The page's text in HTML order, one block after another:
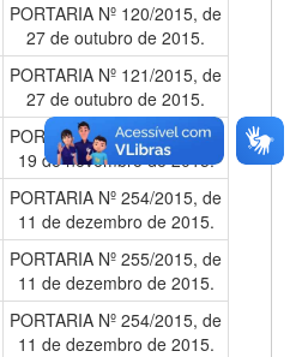
PORTARIA Nº 120/2015, de
27 de outubro de 2015.
PORTARIA Nº 121/2015, de
27 de outubro de 2015.
PORTARIA Nº 122/2015, de
19 de novembro de 2015.
PORTARIA Nº 254/2015, de
11 de dezembro de 2015.
PORTARIA Nº 255/2015, de
11 de dezembro de 2015.
PORTARIA Nº 254/2015, de
11 de dezembro de 2015.